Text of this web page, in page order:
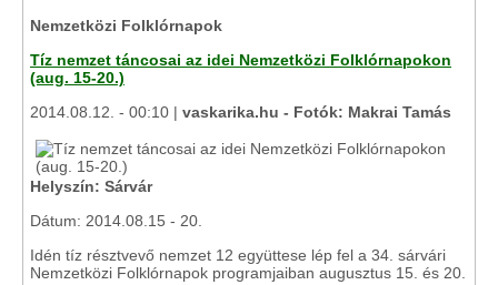
Nemzetközi Folklórnapok
Tíz nemzet táncosai az idei Nemzetközi Folklórnapokon
(aug. 15-20.)
2014.08.12. - 00:10 | vaskarika.hu - Fotók: Makrai Tamás
Helyszín: Sárvár
Dátum: 2014.08.15 - 20.
Idén tíz résztvevő nemzet 12 együttese lép fel a 34. sárvári
Nemzetközi Folklórnapok programjaiban augusztus 15. és 20.